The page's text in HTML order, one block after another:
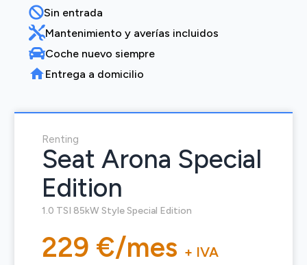
Sin entrada
Mantenimiento y averías incluidos
Coche nuevo siempre
Entrega a domicilio
Renting
Seat Arona Special
Edition
1.0 TSI 85kW Style Special Edition
229 €/mes + IVA